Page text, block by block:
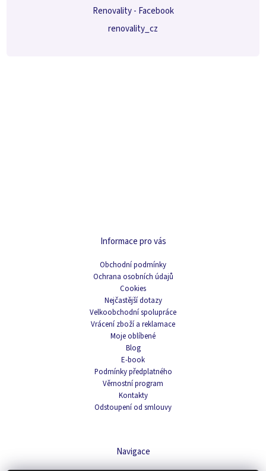
Informace pro vás
Obchodní podmínky
Ochrana osobních údajů
Cookies
Nejčastější dotazy
Velkoobchodní spolupráce
Vrácení zboží a reklamace
Moje oblíbené
Blog
E-book
Podmínky předplatného
Věrnostní program
Kontakty
Odstoupení od smlouvy
Navigace
Renovality - Facebook
renovality_cz